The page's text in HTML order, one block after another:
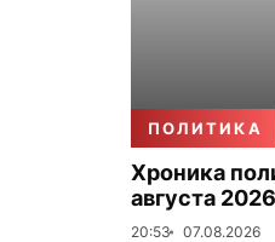
ПОЛИТИКА
Хроника
августа
20:53 07.08.2026